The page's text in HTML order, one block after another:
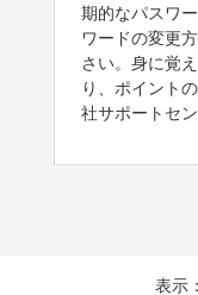
期的なパスワ
ワードの変更
さい。身に覚
り、ポイント
社サポートセ
表示